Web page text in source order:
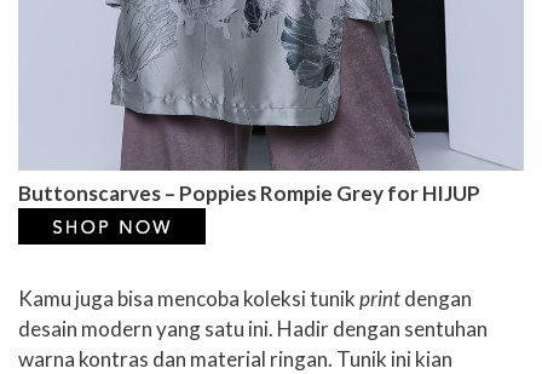
Buttonscarves – Poppies Rompie Grey for HIJUP
Kamu juga bisa mencoba koleksi tunikprintdengan
desain modern yang satu ini. Hadir dengan sentuhan
warna kontras dan material ringan. Tunik ini kian